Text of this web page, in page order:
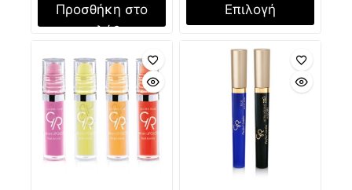
Προσθήκη στο
καλάθι
Επιλογή